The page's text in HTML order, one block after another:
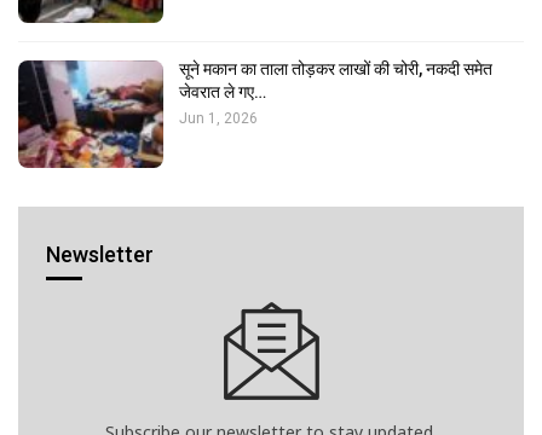
सूने मकान का ताला तोड़कर लाखों की चोरी, नकदी समेत
जेवरात ले गए…
Jun 1, 2026
Newsletter